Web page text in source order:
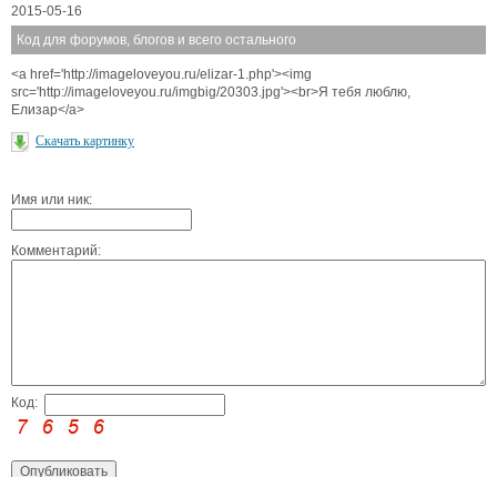
2015-05-16
Код для форумов, блогов и всего остального
<a href='http://imageloveyou.ru/elizar-1.php'><img
src='http://imageloveyou.ru/imgbig/20303.jpg'><br>Я тебя люблю,
Елизар</a>
Скачать картинку
Имя или ник:
Комментарий:
Код: